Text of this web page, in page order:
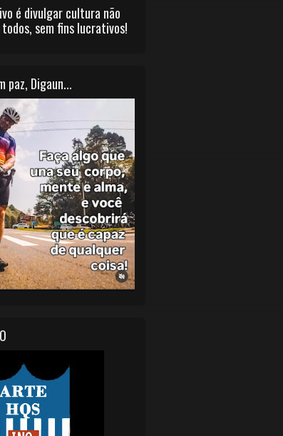
é divulgar cultura não
sem fins lucrativos!
paz, Digaun...